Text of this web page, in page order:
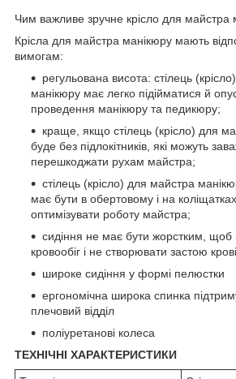
Чим важливе зручне крісло для майстра
Крісла для майстра манікюру мають
вимогам:
регульована висота: стілець
манікюру має легко підійматися й
проведення манікюру та педикюру;
краще, якщо стілець (крісло) для
буде без підлокітників, які можуть
перешкоджати рухам майстра;
стілець (крісло) для майстра
має бути в обертовому і на
оптимізувати роботу майстра;
сидіння не має бути жорстким, щоб
кровообіг і не створювати застою крові.
широке сидіння у формі пелюстки
ергономічна широка спинка
плечовий відділ
поліуретанові колеса
ТЕХНІЧНІ ХАРАКТЕРИСТИКИ